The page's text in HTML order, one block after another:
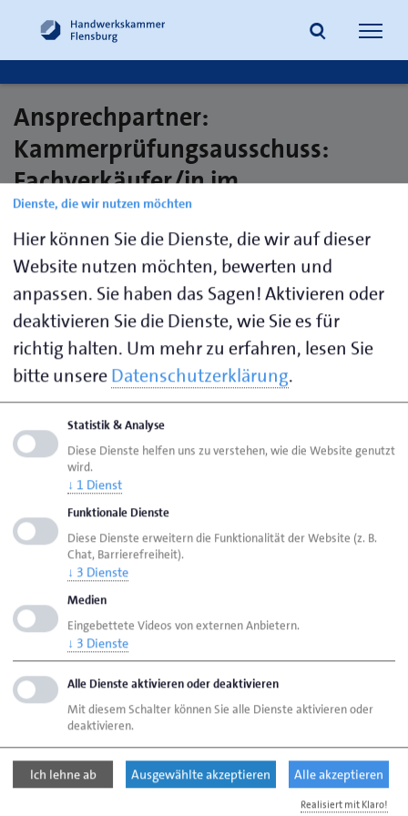
Suche
Ansprechpartner:
Kammerprüfungsausschuss:
Fachverkäufer/in im
Lebensmittelhandwerk;
Fleischerei
Thomsen,
Andrea
0461 866-
120
a.thomsen@hwk-
flensburg.de
Seite empfehlen
Seite drucken
aktualisiert am 07. Aug. 2026
Handwerkskammer Flensburg
Bereiche
Kammerprüfungsausschuss: Fachverkäufer/in
im Lebensmittelhandwerk; Fleischerei
Handwerkskammer Flensburg
Johanniskirchhof 1-7
24937 Flensburg
Dienste, die wir nutzen möchten
Hier können Sie die Dienste, die wir auf dieser
Website nutzen möchten, bewerten und
anpassen. Sie haben das Sagen! Aktivieren oder
deaktivieren Sie die Dienste, wie Sie es für
richtig halten. Um mehr zu erfahren, lesen Sie
bitte unsereDatenschutzerklärung.
Statistik & Analyse
Diese Dienste helfen uns zu verstehen, wie die Website genutzt
wird.
↓ 1 Dienst
Funktionale Dienste
Diese Dienste erweitern die Funktionalität der Website (z. B.
Chat, Barrierefreiheit).
↓ 3 Dienste
Medien
Eingebettete Videos von externen Anbietern.
↓ 3 Dienste
Alle Dienste aktivieren oder deaktivieren
Mit diesem Schalter können Sie alle Dienste aktivieren oder
deaktivieren.
Ich lehne ab Ausgewählte akzeptieren Alle akzeptieren
Realisiert mit Klaro!